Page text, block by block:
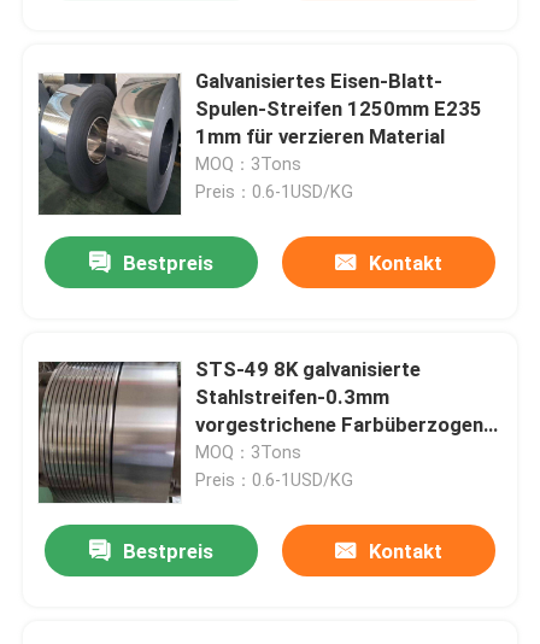
Galvanisiertes Eisen-Blatt-
Spulen-Streifen 1250mm E235
1mm für verzieren Material
MOQ：3Tons
Preis：0.6-1USD/KG
Bestpreis Kontakt
STS-49 8K galvanisierte
Stahlstreifen-0.3mm
vorgestrichene Farbüberzogene
Stahlspule
MOQ：3Tons
Preis：0.6-1USD/KG
Bestpreis Kontakt